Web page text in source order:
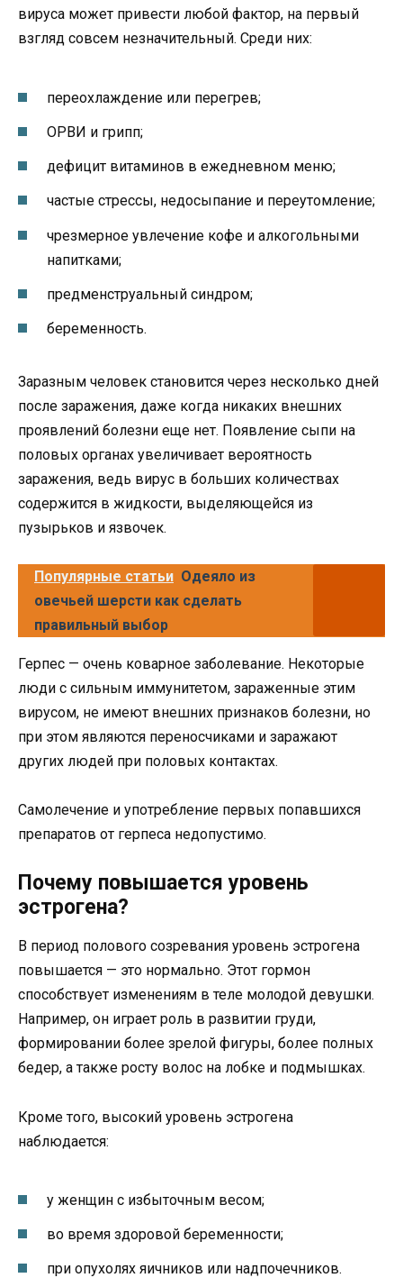
вируса может привести любой фактор, на первый
взгляд совсем незначительный. Среди них:
переохлаждение или перегрев;
ОРВИ и грипп;
дефицит витаминов в ежедневном меню;
частые стрессы, недосыпание и переутомление;
чрезмерное увлечение кофе и алкогольными
напитками;
предменструальный синдром;
беременность.
Заразным человек становится через несколько дней
после заражения, даже когда никаких внешних
проявлений болезни еще нет. Появление сыпи на
половых органах увеличивает вероятность
заражения, ведь вирус в больших количествах
содержится в жидкости, выделяющейся из
пузырьков и язвочек.
Популярные статьи Одеяло из
овечьей шерсти как сделать
правильный выбор
Герпес — очень коварное заболевание. Некоторые
люди с сильным иммунитетом, зараженные этим
вирусом, не имеют внешних признаков болезни, но
при этом являются переносчиками и заражают
других людей при половых контактах.
Самолечение и употребление первых попавшихся
препаратов от герпеса недопустимо.
Почему повышается уровень
эстрогена?
В период полового созревания уровень эстрогена
повышается — это нормально. Этот гормон
способствует изменениям в теле молодой девушки.
Например, он играет роль в развитии груди,
формировании более зрелой фигуры, более полных
бедер, а также росту волос на лобке и подмышках.
Кроме того, высокий уровень эстрогена
наблюдается:
у женщин с избыточным весом;
во время здоровой беременности;
при опухолях яичников или надпочечников.